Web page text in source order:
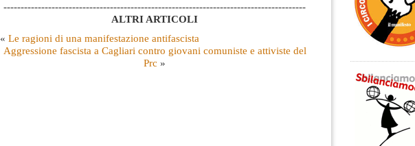
----------------------------------------------------------------------------------------
ALTRI ARTICOLI
« Le ragioni di una manifestazione antifascista
Aggressione fascista a Cagliari contro giovani comuniste e attiviste del
Prc »